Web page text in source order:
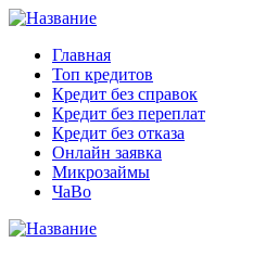
Главная
Топ кредитов
Кредит без справок
Кредит без переплат
Кредит без отказа
Онлайн заявка
Микрозаймы
ЧаВо